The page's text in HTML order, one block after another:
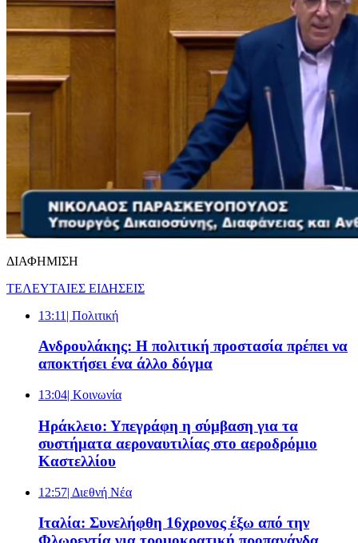
ΔΙΑΦΗΜΙΣΗ
ΤΕΛΕΥΤΑΙΕΣ ΕΙΔΗΣΕΙΣ
13:11 | Πολιτική
Ανδρουλάκης: Η πολιτική προστασία πρέπει να
αποκτήσει ένα άλλο δόγμα
13:04| Κοινωνία
Ηράκλειο: Υπεγράφη η σύμβαση για τα
συστήματα αεροναυτιλίας στο αεροδρόμιο
Καστελλίου
12:57| Διεθνή Νέα
Ιταλία: Συνελήφθη 16χρονος έξω από την